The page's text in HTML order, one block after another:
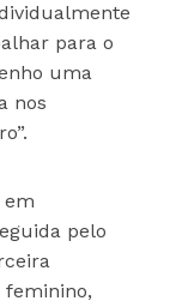
para o
uma
nos
em
pelo
feminino,